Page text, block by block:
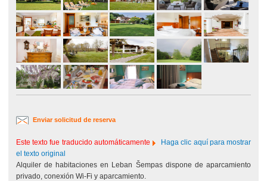
Enviar solicitud de reserva
Este texto fue traducido automáticamente
Haga clic aquí para mostrar
el texto original
Alquiler de habitaciones en Leban Šempas dispone de aparcamiento
privado, conexión Wi-Fi y aparcamiento.